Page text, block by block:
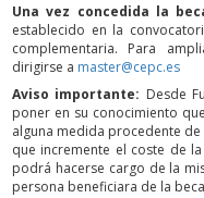
Una vez concedida la
establecido en la
complementaria. Para
dirigirse a master@cepc.es
Aviso importante: Desde
poner en su conocimiento
alguna medida procedente
que incremente el coste de
podrá hacerse cargo de la
persona beneficiara de la